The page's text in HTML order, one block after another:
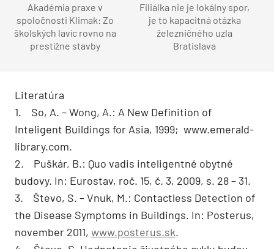
Akadémia praxe v
spoločnosti Klimak: Zo
školských lavíc rovno na
prestížne stavby
Filiálka nie je lokálny spor,
je to kapacitná otázka
železničného uzla
Bratislava
Literatúra
1. So, A. – Wong, A.: A New Definition of
Inteligent Buildings for Asia, 1999; www.emerald-
library.com.
2. Puškár, B.: Quo vadis inteligentné obytné
budovy. In: Eurostav, roč. 15, č. 3, 2009, s. 28 – 31.
3. Števo, S. – Vnuk, M.: Contactless Detection of
the Disease Symptoms in Buildings. In: Posterus,
november 2011, www.posterus.sk.